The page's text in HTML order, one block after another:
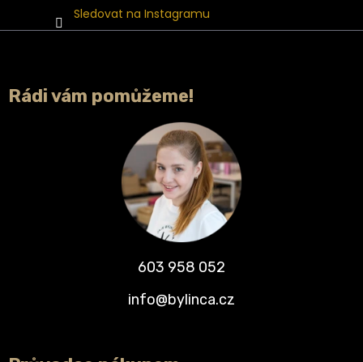
Sledovat na Instagramu
Rádi vám pomůžeme!
603 958 052
info@bylinca.cz